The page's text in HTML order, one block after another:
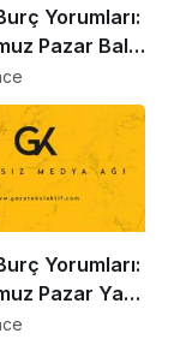
Yorumları:
Pazar Balık
Yorumları:
Pazar Yay